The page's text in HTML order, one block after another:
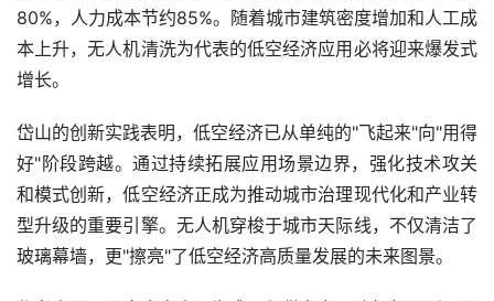
80%，人力成本节约85%。随着城市建筑密度增加和人工成
本上升，无人机清洗为代表的低空经济应用必将迎来爆发式
增长。
岱山的创新实践表明，低空经济已从单纯的"飞起来"向"用得
好"阶段跨越。通过持续拓展应用场景边界，强化技术攻关
和模式创新，低空经济正成为推动城市治理现代化和产业转
型升级的重要引擎。无人机穿梭于城市天际线，不仅清洁了
玻璃幕墙，更"擦亮"了低空经济高质量发展的未来图景。